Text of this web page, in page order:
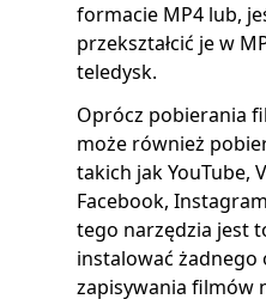
formacie MP4 lub,
przekształcić je w
teledysk.
Oprócz pobierania
może również
takich jak YouTube,
Facebook,
tego narzędzia jest
instalować
zapisywania filmów